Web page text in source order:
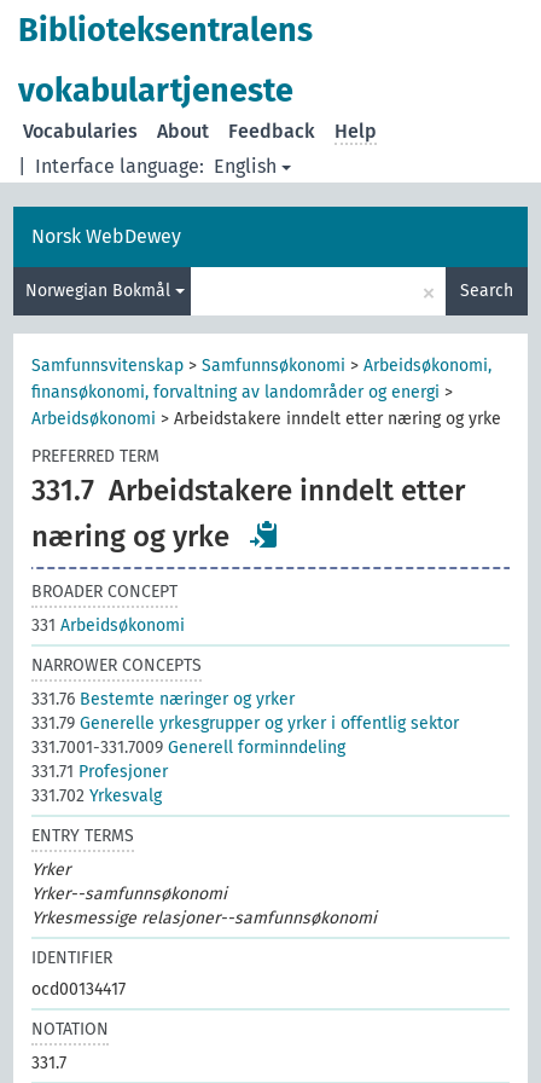
Biblioteksentralens
vokabulartjeneste
Interface language: English
Vocabularies About Feedback Help
Norsk WebDewey
Norwegian Bokmål × Search
Samfunnsvitenskap >Samfunnsøkonomi >Arbeidsøkonomi,
finansøkonomi, forvaltning av landområder og energi >
Arbeidsøkonomi >Arbeidstakere inndelt etter næring og yrke
PREFERRED TERM
331.7 Arbeidstakere inndelt etter
næring og yrke
BROADER CONCEPT
331Arbeidsøkonomi
NARROWER CONCEPTS
331.76 Bestemte næringer og yrker
331.79Generelle yrkesgrupper og yrker i offentlig sektor
331.7001-331.7009Generell forminndeling
331.71 Profesjoner
331.702Yrkesvalg
ENTRY TERMS
Yrker
Yrker--samfunnsøkonomi
Yrkesmessige relasjoner--samfunnsøkonomi
IDENTIFIER
ocd00134417
NOTATION
331.7